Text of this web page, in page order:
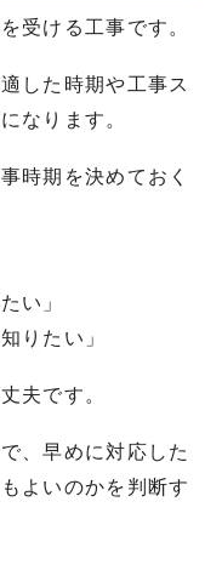
受ける工事です。
した時期や工事ス
なります。
時期を決めておく
い」
りたい」
夫です。
、早めに対応した
よいのかを判断す